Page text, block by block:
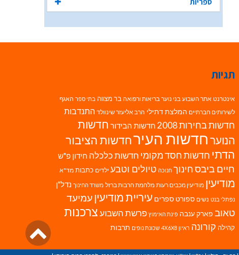
תגיות
אינטרנט אתר השבוע בני נוער בריאות ורפואה בר מצווה בתי ספר האגף
לשירותים חברתיים המלצת דתילי הרב אליעזר שינוולד התנדבות
חדשות בחירות 2008 חדשות הבידור חדשות
הנוערחדשות העירחדשות הציבור
הדתי חדשות חסד מקומי חדשות כלכלה חידון פ"ש
חיים ביבסחינוך חנוכה טיולים וטבע ילדים כתבות מד"א
מודיעין מודיעין מכבים רעות מלחמת חרבות ברזל משרד החינוך נדל"ן
נפתלי בנט נשים ספורט ספרים עיריית מודיעין עמיעד
טאוב פארק ענבה פינת האימוץ פרשת השבועצרכנות
קהילה קורונה ראיון 4X6X8 שכונת נופים תרבות